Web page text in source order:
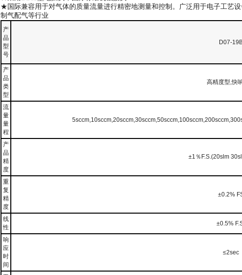
★国际兼容用于对气体的质量流量进行精密地测量和控制。广泛用于电子工艺
制气配气等行业
产
品
型
号
D07-
产
品
类
型
高精度型,快
流
量
量
程
产
品
精
度
±1％F.S.(20slm
重
复
精
度
±0.2%
线
性
±0.5%
响
应
时
间
≤2sec